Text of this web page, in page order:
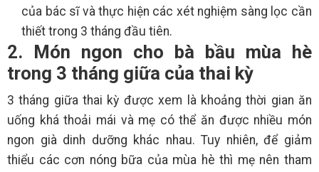
của bác sĩ và thực hiện các xét nghiệm sàng lọc cần
thiết trong 3 tháng đầu tiên.
2. Món ngon cho bà bầu mùa hè
trong 3 tháng giữa của thai kỳ
3 tháng giữa thai kỳ được xem là khoảng thời gian ăn
uống khá thoải mái và mẹ có thể ăn được nhiều món
ngon già dinh dưỡng khác nhau. Tuy nhiên, để giảm
thiểu các cơn nóng bữa của mùa hè thì mẹ nên tham